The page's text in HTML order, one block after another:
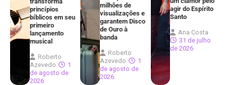
princípios
bíblicos em seu
primeiro
lançamento
musical
Roberto
Azevedo
1
de agosto de
2026
milhões de
visualizações e
garantem Disco
de Ouro à
banda
Roberto
Azevedo
1
de agosto de
2026
agir do Espírito
Santo
Ana Costa
31 de julho
de 2026